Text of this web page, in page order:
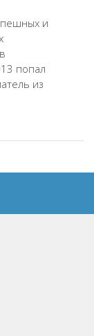
и
попал
из